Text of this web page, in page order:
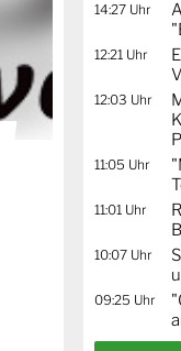
14:27 Uhr
12:21 Uhr
12:03 Uhr
11:05 Uhr
11:01 Uhr
10:07 Uhr
09:25 Uhr